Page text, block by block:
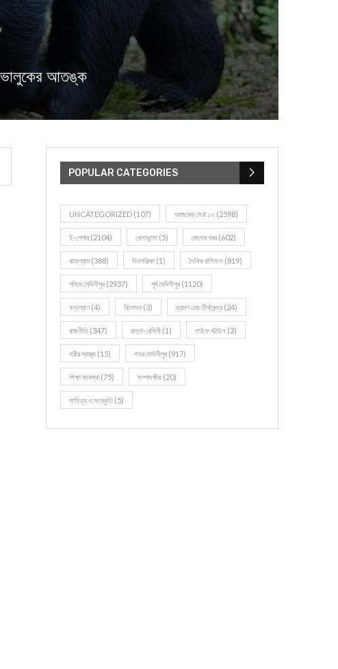
ভালুকের আতঙ্ক
POPULAR CATEGORIES
UNCATEGORIZED (107) আজকের সেরা ১০ (2598)
ই-পেপার (2104) খেলাধূলো (5) জেলার খবর (602)
ঝাড়গ্রাম (388) দিনপঞ্জিকা (1) দৈনিক রাশিফল (819)
পশ্চিম মেদিনীপুর (2937) পূর্ব মেদিনীপুর (1120)
বন্যপ্রাণ (4) বিনোদন (3) ভ্রমণ এবং তীর্থকেন্দ্র (24)
রাজনীতি(347) রান্না-রেসিপী (1) লাইফ স্টাইল (2)
শরীর স্বাস্থ্য (15) শহর মেদিনীপুর (917)
শিক্ষা ব্যবস্থা (75) সম্পাদকীয় (20)
সাহিত্য ও সংস্কৃতি(5)